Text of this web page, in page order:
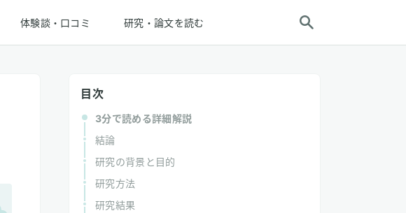
体験談・口コミ 研究・論文を読む
目次
3分で読める詳細解説
結論
研究の背景と目的
研究方法
研究結果